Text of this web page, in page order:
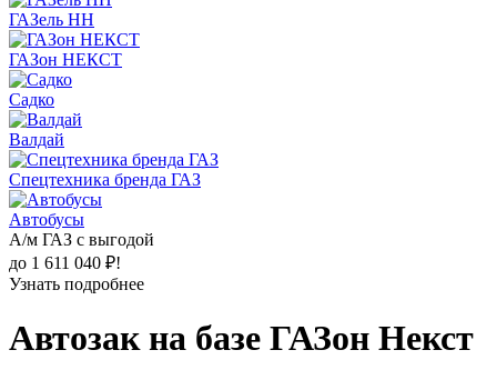
ГАЗель НН
ГАЗон НЕКСТ
Садко
Валдай
Спецтехника бренда ГАЗ
Автобусы
А/м ГАЗ с выгодой
до 1 611 040 ₽!
Узнать подробнее
Автозак на базе ГАЗон Некст